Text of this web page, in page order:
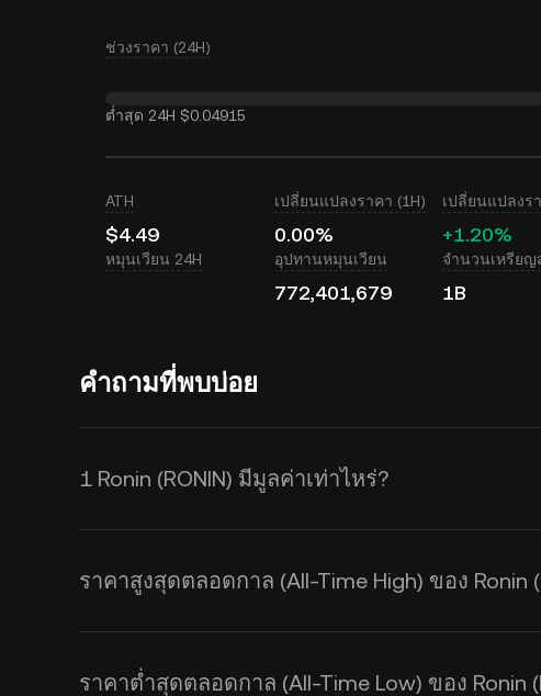
ช่วงราคา (24H)
ต่ำสุด 24H $0.04915
ATH
$4.49
เปลี่ยนแปลงราคา (1H)
0.00%
เปลี่ยนแปลงร
+1.20%
หมุนเวียน 24H อุปทานหมุนเวียน
772,401,679
จำนวนเหรียญ
1B
คำถามที่พบบ่อย
1 Ronin (RONIN) มีมูลค่าเท่าไหร่?
KuCoin มีการอัปเดตราคาในสกุล USD แ
ราคา Ronin จะได้รับผลกระทบจากอุปส
ราคาสูงสุดตลอดกาล (All-Time High) ของ Ronin
ราคาต่ำสุดตลอดกาล (All-Time Low) ของ Ronin